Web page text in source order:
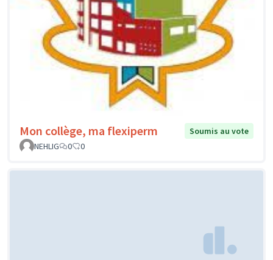
Mon collège, ma flexiperm
Soumis au vote
NEHLIG
0 0